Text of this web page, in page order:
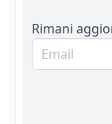
Rimani
Email per